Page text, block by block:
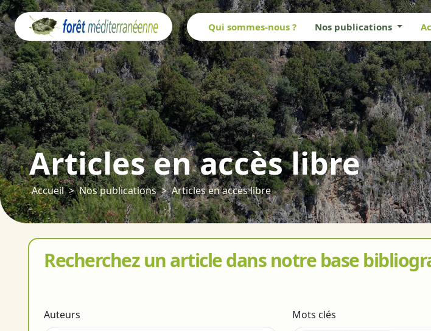
Qui sommes-nous ? Nos publications
Articles en accès libre
Accueil Nos publications Articles en accès libre
Recherchez un article dans notre base
Auteurs
Mots clés
Panneau de gestion des cookies